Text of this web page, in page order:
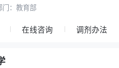
： 教育部
在线咨询 调剂办法